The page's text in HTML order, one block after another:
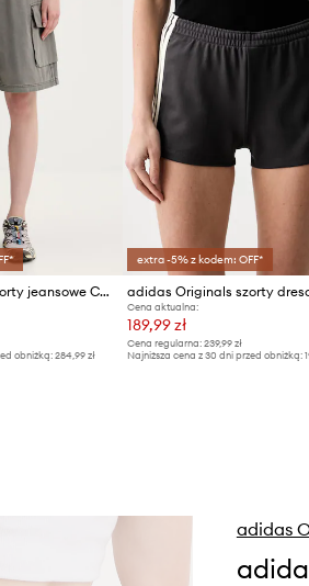
adidas Originals szorty jeansowe Cargo Jorts
obniżką: 284,99 zł
extra -5% z kodem: OFF*
Cena aktualna:
189,99 zł
Cena regularna: 239,99 zł
Najniższa cena z 30 dni przed obniżką:
adidas